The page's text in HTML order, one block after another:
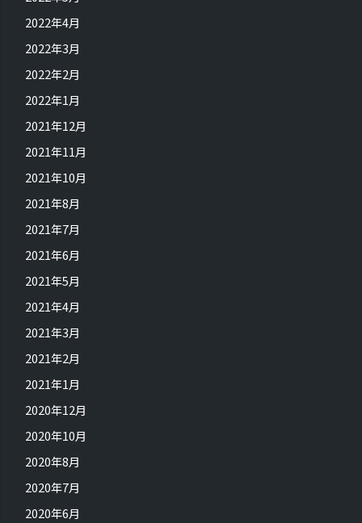
2022年4月
2022年3月
2022年2月
2022年1月
2021年12月
2021年11月
2021年10月
2021年8月
2021年7月
2021年6月
2021年5月
2021年4月
2021年3月
2021年2月
2021年1月
2020年12月
2020年10月
2020年8月
2020年7月
2020年6月